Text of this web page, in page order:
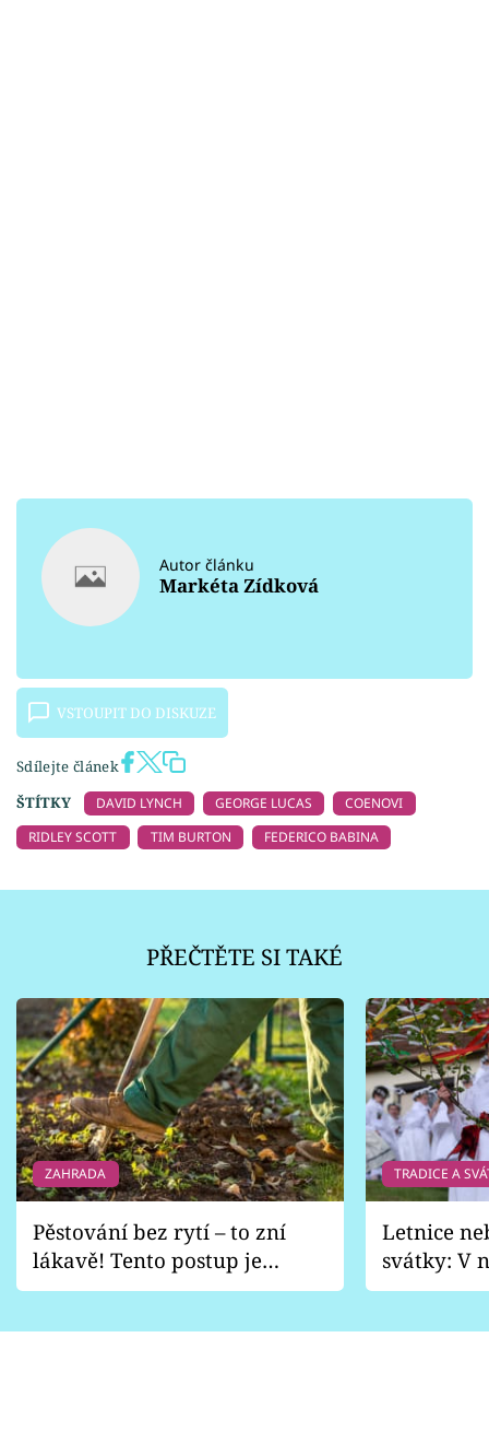
Autor článku
Markéta Zídková
VSTOUPIT DO DISKUZE
Sdílejte článek
ŠTÍTKY
DAVID LYNCH GEORGE LUCAS
COENOVI
RIDLEY SCOTT
TIM BURTON FEDERICO BABINA
PŘEČTĚTE SI TAKÉ
ZAHRADA
Pěstování bez rytí – to zní
lákavě! Tento postup je
vhodný jen pro některé
TRADICE A
Letnice
svátky: V
pondělí